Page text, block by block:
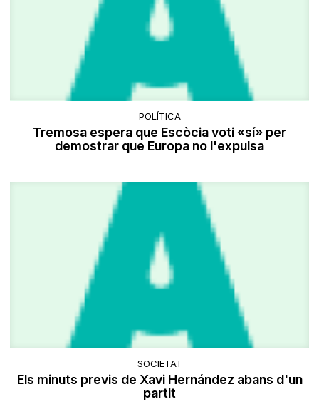
POLÍTICA
Tremosa espera que Escòcia voti «sí» per
demostrar que Europa no l'expulsa
SOCIETAT
Els minuts previs de Xavi Hernández abans d'un
partit